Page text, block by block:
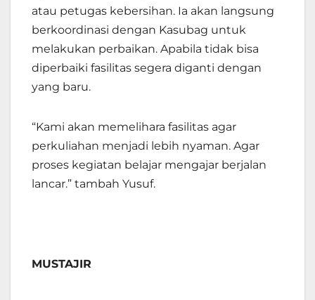
atau petugas kebersihan. Ia akan langsung
berkoordinasi dengan Kasubag untuk
melakukan perbaikan. Apabila tidak bisa
diperbaiki fasilitas segera diganti dengan
yang baru.
“Kami akan memelihara fasilitas agar
perkuliahan menjadi lebih nyaman. Agar
proses kegiatan belajar mengajar berjalan
lancar.” tambah Yusuf.
MUSTAJIR